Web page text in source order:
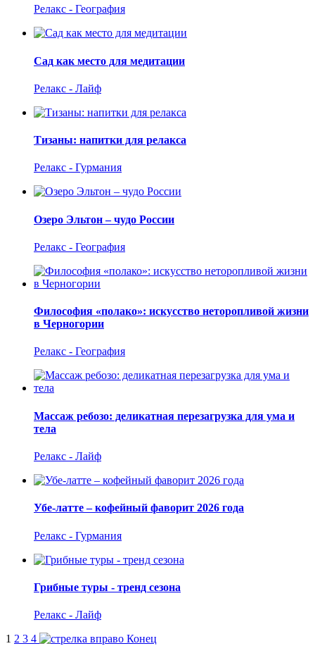
Релакс - География
Сад как место для медитации
Релакс - Лайф
Тизаны: напитки для релакса
Релакс - Гурмания
Озеро Эльтон – чудо России
Релакс - География
Философия «полако»: искусство неторопливой жизни
в Черногории
Релакс - География
Массаж ребозо: деликатная перезагрузка для ума и
тела
Релакс - Лайф
Убе-латте – кофейный фаворит 2026 года
Релакс - Гурмания
Грибные туры - тренд сезона
Релакс - Лайф
1 2 3 4
Конец